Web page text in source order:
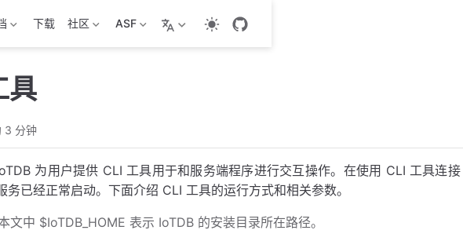
下载 社区 ASF
具
3 分钟
为用户提供 CLI 工具用于和服务端程序进行交互操作。在使用 CLI 工具连
务已经正常启动。下面介绍 CLI 工具的运行方式和相关参数。
文中 $IoTDB_HOME 表示 IoTDB 的安装目录所在路径。